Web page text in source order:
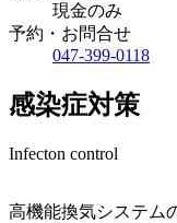
現金のみ
予約・お問合せ
047-399-0118
感染症対策
Infecton control
高機能換気システム